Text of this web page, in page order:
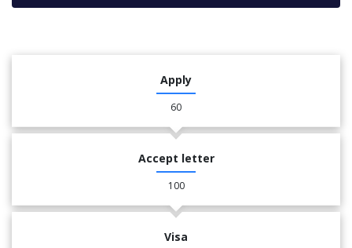
Apply
60
Accept letter
100
Visa